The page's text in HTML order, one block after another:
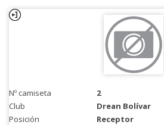
Nº camiseta
2
Club
Drean Bolívar
Posición
Receptor